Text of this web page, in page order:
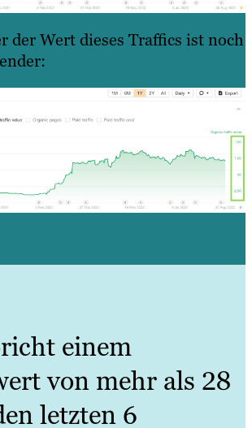
der Wert dieses Traffics ist noch
einem
von mehr als 28
letzten 6